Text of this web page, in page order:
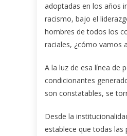
adoptadas en los años
racismo, bajo el
hombres de todos los
raciales, ¿cómo vamos
A la luz de esa línea de
condicionantes
son constatables, se
Desde la
establece que todas las